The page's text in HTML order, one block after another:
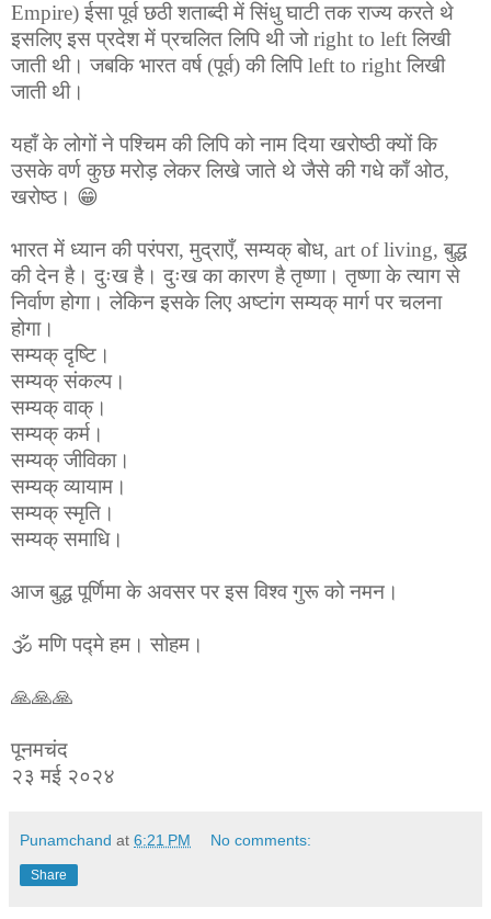
Empire) ईसा पूर्व छठी शताब्दी में सिंधु घाटी तक राज्य करते थे
इसलिए इस प्रदेश में प्रचलित लिपि थी जो right to left लिखी
जाती थी। जबकि भारत वर्ष (पूर्व) की लिपि left to right लिखी
जाती थी।
यहाँ के लोगों ने पश्चिम की लिपि को नाम दिया खरोष्ठी क्यों कि
उसके वर्ण कुछ मरोड़ लेकर लिखे जाते थे जैसे की गधे काँ ओठ,
खरोष्ठ। 😁
भारत में ध्यान की परंपरा, मुद्राएँ, सम्यक् बोध, art of living, बुद्ध
की देन है। दुःख है। दुःख का कारण है तृष्णा। तृष्णा के त्याग से
निर्वाण होगा। लेकिन इसके लिए अष्टांग सम्यक् मार्ग पर चलना
होगा।
सम्यक् दृष्टि।
सम्यक् संकल्प।
सम्यक् वाक्।
सम्यक् कर्म।
सम्यक् जीविका।
सम्यक् व्यायाम।
सम्यक् स्मृति।
सम्यक् समाधि।
आज बुद्ध पूर्णिमा के अवसर पर इस विश्व गुरू को नमन।
🕉️ मणि पद्मे हम। सोहम।
🙏🙏🙏
पूनमचंद
२३ मई २०२४
Punamchand at 6:21 PM No comments:
Share